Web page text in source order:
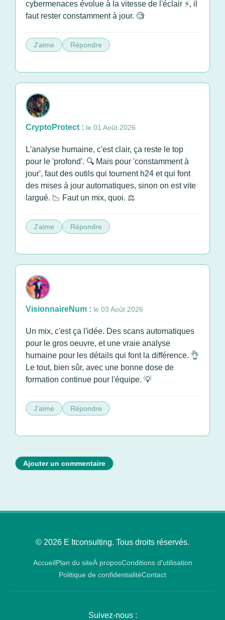
cybermenaces évolue à la vitesse de l'éclair ⚡, il
faut rester constamment à jour. 🧐
J'aime Répondre
CryptoProtect : le 01 Août 2026
L'analyse humaine, c'est clair, ça reste le top
pour le 'profond'. 🔍 Mais pour 'constamment à
jour', faut des outils qui tournent h24 et qui font
des mises à jour automatiques, sinon on est vite
largué. 📉 Faut un mix, quoi. ⚖️
J'aime Répondre
VisionnaireNum : le 03 Août 2026
Un mix, c'est ça l'idée. Des scans automatiques
pour le gros oeuvre, et une vraie analyse
humaine pour les détails qui font la différence. 👌
Le tout, bien sûr, avec une bonne dose de
formation continue pour l'équipe. 💡
J'aime Répondre
Ajouter un commentaire
© 2026 E Itconsulting. Tous droits réservés.
AccueilPlan du siteÀ proposConditions d'utilisation
Politique de confidentialitéContact
Suivez-nous :